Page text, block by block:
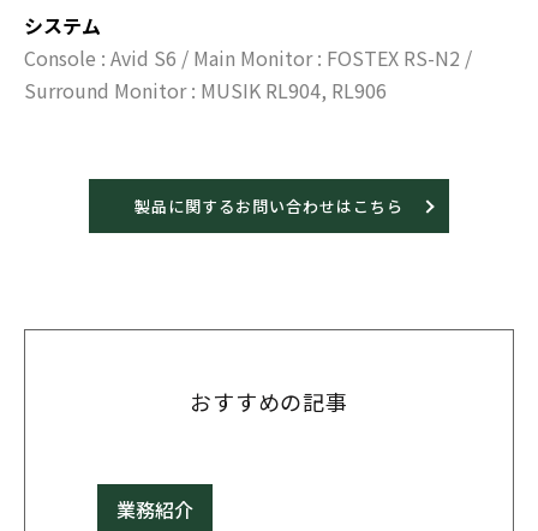
システム
Console : Avid S6 / Main Monitor : FOSTEX RS-N2 /
Surround Monitor : MUSIK RL904, RL906
製品に関するお問い合わせはこちら
おすすめの記事
業務紹介